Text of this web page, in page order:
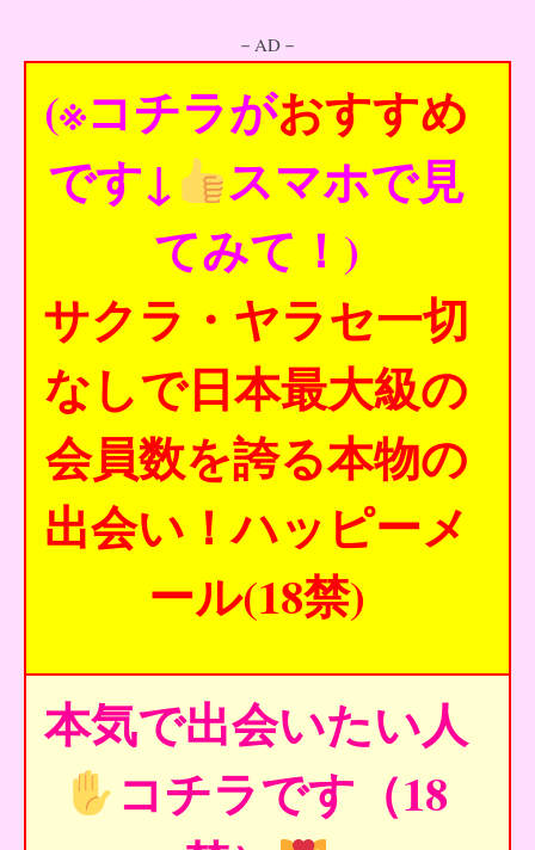
－AD－
(※コチラがおすすめ
です↓
スマホで見
てみて！)
サクラ・ヤラセ一切
なしで日本最大級の
会員数を誇る本物の
出会い！ハッピーメ
ール(18禁)
本気で出会いたい人
コチラです（18